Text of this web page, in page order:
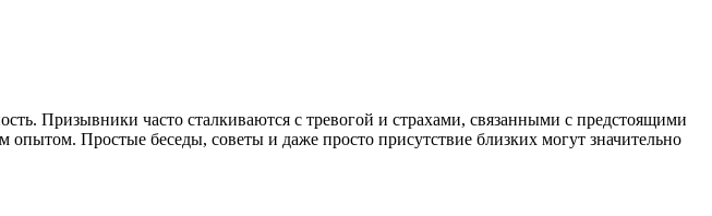
Призывники часто сталкиваются с тревогой и страхами, связанными с предстоящими
Простые беседы, советы и даже просто присутствие близких могут значительно